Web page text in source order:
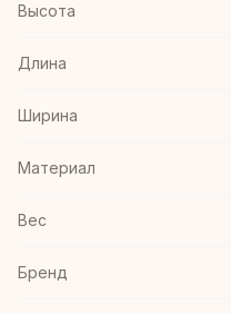
Высота
Длина
Ширина
Материал
Вес
Бренд